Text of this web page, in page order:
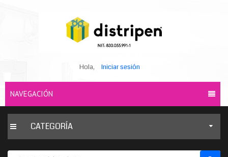
Hola, Iniciar sesión
NAVEGACIÓN
CATEGORÍA